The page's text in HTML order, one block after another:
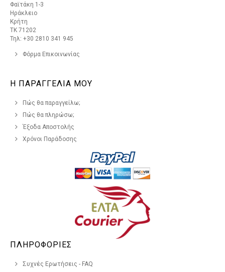
Φαϊτάκη 1-3
Ηράκλειο
Κρήτη
ΤΚ 71202
Τηλ: +30 2810 341 945
Φόρμα Επικοινωνίας
Η ΠΑΡΑΓΓΕΛΙΑ ΜΟΥ
Πώς θα παραγγείλω;
Πώς θα πληρώσω;
Έξοδα Αποστολής
Χρόνοι Παράδοσης
ΠΛΗΡΟΦΟΡΙΕΣ
Συχνές Ερωτήσεις - FAQ